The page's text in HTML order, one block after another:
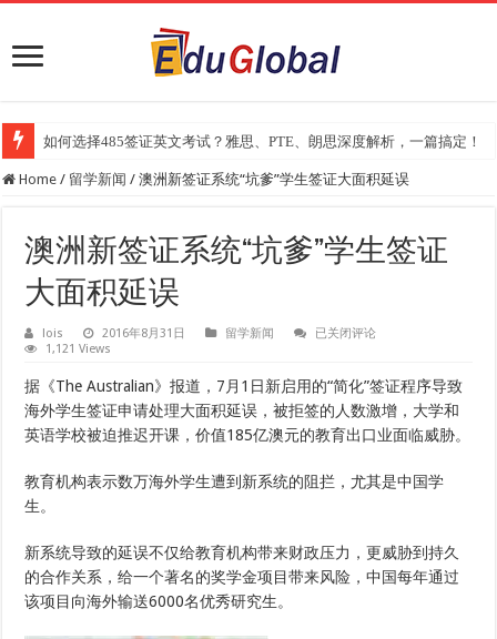
如何选择485签证英文考试？雅思、PTE、朗思深度解析，一篇搞定！
Home / 留学新闻 / 澳洲新签证系统“坑爹”学生签证大面积延误
澳洲新签证系统“坑爹”学生签证
大面积延误
lois 2016年8月31日 留学新闻
澳
签
证
系
统
学
大
面
积
已关闭评论
1,121 Views
据《The Australian》报道，7月1日新启用的“简化”签证程序导致
海外学生签证申请处理大面积延误，被拒签的人数激增，大学和
英语学校被迫推迟开课，价值185亿澳元的教育出口业面临威胁。
教育机构表示数万海外学生遭到新系统的阻拦，尤其是中国学
生。
新系统导致的延误不仅给教育机构带来财政压力，更威胁到持久
的合作关系，给一个著名的奖学金项目带来风险，中国每年通过
该项目向海外输送6000名优秀研究生。